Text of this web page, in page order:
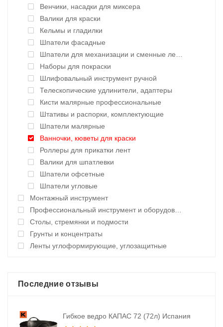
Венчики, насадки для миксера
Валики для краски
Кельмы и гладилки
Шпатели фасадные
Шпатели для механизации и сменные лезвия
Наборы для покраски
Шлифовальный инструмент ручной
Телескопические удлинители, адаптеры
Кисти малярные профессиональные
Штативы и распорки, комплектующие
Шпатели малярные
Ванночки, кюветы для краски
Роллеры для прикатки лент
Валики для шпатлевки
Шпатели офсетные
Шпатели угловые
Монтажный инструмент
Профессиональный инструмент и оборудование
Столы, стремянки и подмости
Грунты и концентраты
Ленты углоформирующие, углозащитные
Последние отзывы
Гибкое ведро КАПАС 72 (72л) Испания